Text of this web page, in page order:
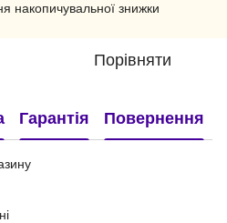
накопичувальної знижки
Порівняти
Гарантія Повернення